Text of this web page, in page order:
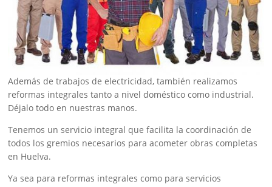
Además de trabajos de electricidad, también realizamos
reformas integrales tanto a nivel doméstico como industrial.
Déjalo todo en nuestras manos.
Tenemos un servicio integral que facilita la coordinación de
todos los gremios necesarios para acometer obras completas
en Huelva.
Ya sea para reformas integrales como para servicios